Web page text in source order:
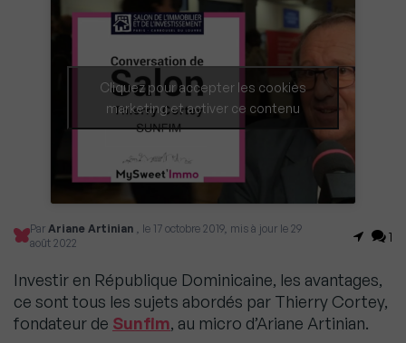
Cliquez pour accepter les cookies
marketing et activer ce contenu
Par Ariane Artinian , le 17 octobre 2019, mis à jour le 29
août 2022
1
Investir en République Dominicaine, les avantages,
ce sont tous les sujets abordés par Thierry Cortey,
fondateur de Sunfim, au micro d’Ariane Artinian.